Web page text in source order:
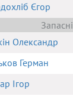
Єгор
Запасні
Олександр
Герман
Ігор